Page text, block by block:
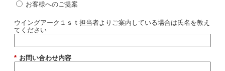
お客様へのご提案
ウイングアーク１ｓｔ担当者よりご案内している場合は氏名を教え
てください
* お問い合わせ内容